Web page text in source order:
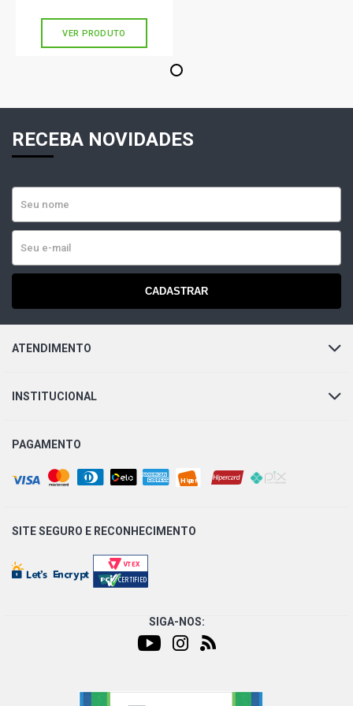
MONZA 650 SEDAN 2.0 8V GASOLINA (1991 - 1996)
MONZA BARCELONA SEDAN 2.0 8V GASOLINA (1991 -
MONZA EFI GLS SEDAN 2.0 8V GASOLINA (1991 - 1996)
MONZA EFI SE CLASSIC SEDAN 2.0 8V GASOLINA (1991 -
MONZA GLS SEDAN 2.0 8V GASOLINA (1994 - 1997)
MONZA HI-TEC SEDAN 2.0 8V GASOLINA (1994 - 1996)
S10 EFI LUXE PICKUP 2.2 8V GASOLINA (1995 - 2000)
VER PRODUTO
1
RECEBA NOVIDADES
CADASTRAR
ATENDIMENTO
INSTITUCIONAL
PAGAMENTO
SITE SEGURO E RECONHECIMENTO
SIGA-NOS: